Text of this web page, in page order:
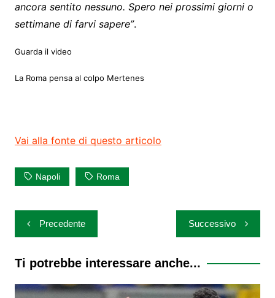
ancora sentito nessuno. Spero nei prossimi giorni o
settimane di farvi sapere”.
Guarda il video
La Roma pensa al colpo Mertenes
Vai alla fonte di questo articolo
Napoli Roma
Navigazione
articoli
Precedente Successivo
Ti potrebbe interessare anche...